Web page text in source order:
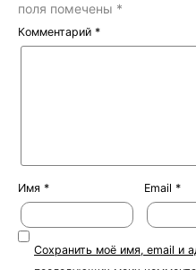
поля помечены *
Комментарий *
Имя * Email *
Сохранить моё имя, email и